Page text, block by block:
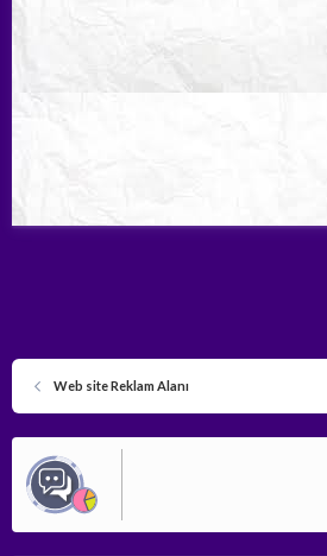
Web site Reklam Alanı